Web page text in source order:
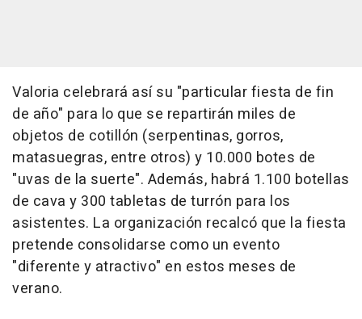
Valoria celebrará así su "particular fiesta de fin
de año" para lo que se repartirán miles de
objetos de cotillón (serpentinas, gorros,
matasuegras, entre otros) y 10.000 botes de
"uvas de la suerte". Además, habrá 1.100 botellas
de cava y 300 tabletas de turrón para los
asistentes. La organización recalcó que la fiesta
pretende consolidarse como un evento
"diferente y atractivo" en estos meses de
verano.